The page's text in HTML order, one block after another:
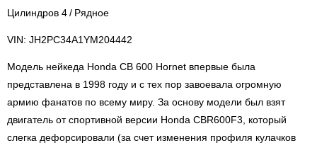
Цилиндров 4 / Рядное
VIN: JH2PC34A1YM204442
Модель нейкеда Honda CB 600 Hornet впервые была
представлена в 1998 году и с тех пор завоевала огромную
армию фанатов по всему миру. За основу модели был взят
двигатель от спортивной версии Honda CBR600F3, который
слегка дефорсировали (за счет изменения профиля кулачков